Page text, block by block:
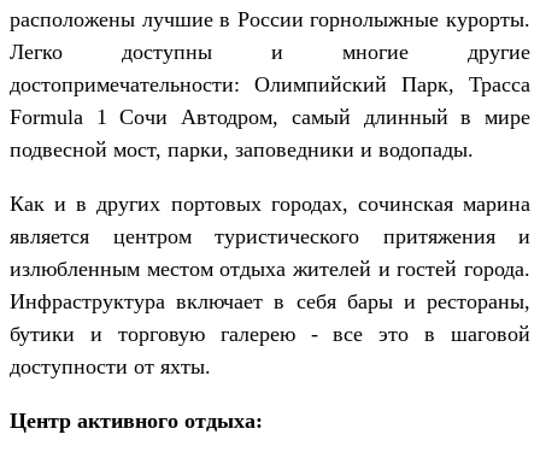
расположены лучшие в России горнолыжные курорты.
Легко доступны и многие другие
достопримечательности: Олимпийский Парк, Трасса
Formula 1 Сочи Автодром, самый длинный в мире
подвесной мост, парки, заповедники и водопады.
Как и в других портовых городах, сочинская марина
является центром туристического притяжения и
излюбленным местом отдыха жителей и гостей города.
Инфраструктура включает в себя бары и рестораны,
бутики и торговую галерею - все это в шаговой
доступности от яхты.
Центр активного отдыха: